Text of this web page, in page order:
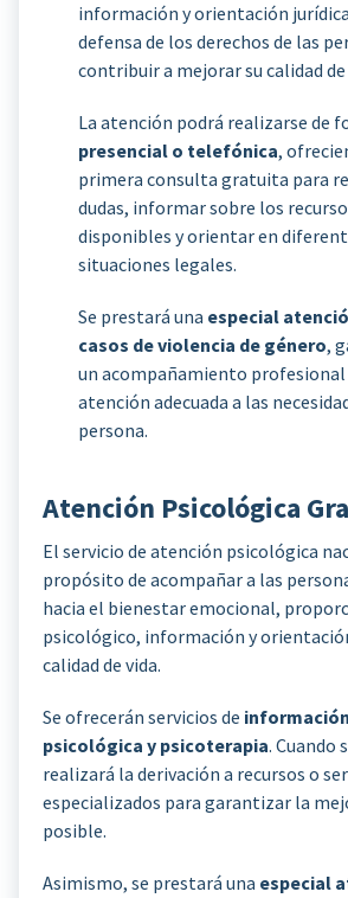
información y orientación
defensa de los derechos de las
contribuir a mejorar su calidad de
La atención podrá realizarse de
presencial o telefónica,
primera consulta gratuita para
dudas, informar sobre los
disponibles y orientar en
situaciones legales.
Se prestará una especial
casos de violencia de género,
un acompañamiento profesional
atención adecuada a las
persona.
Atención Psicológica
El servicio de atención psicológica
propósito de acompañar a las
hacia el bienestar emocional,
psicológico, información y
calidad de vida.
Se ofrecerán servicios de
psicológica y psicoterapia. Cuando
realizará la derivación a recursos o
especializados para garantizar la
posible.
Asimismo, se prestará una especial